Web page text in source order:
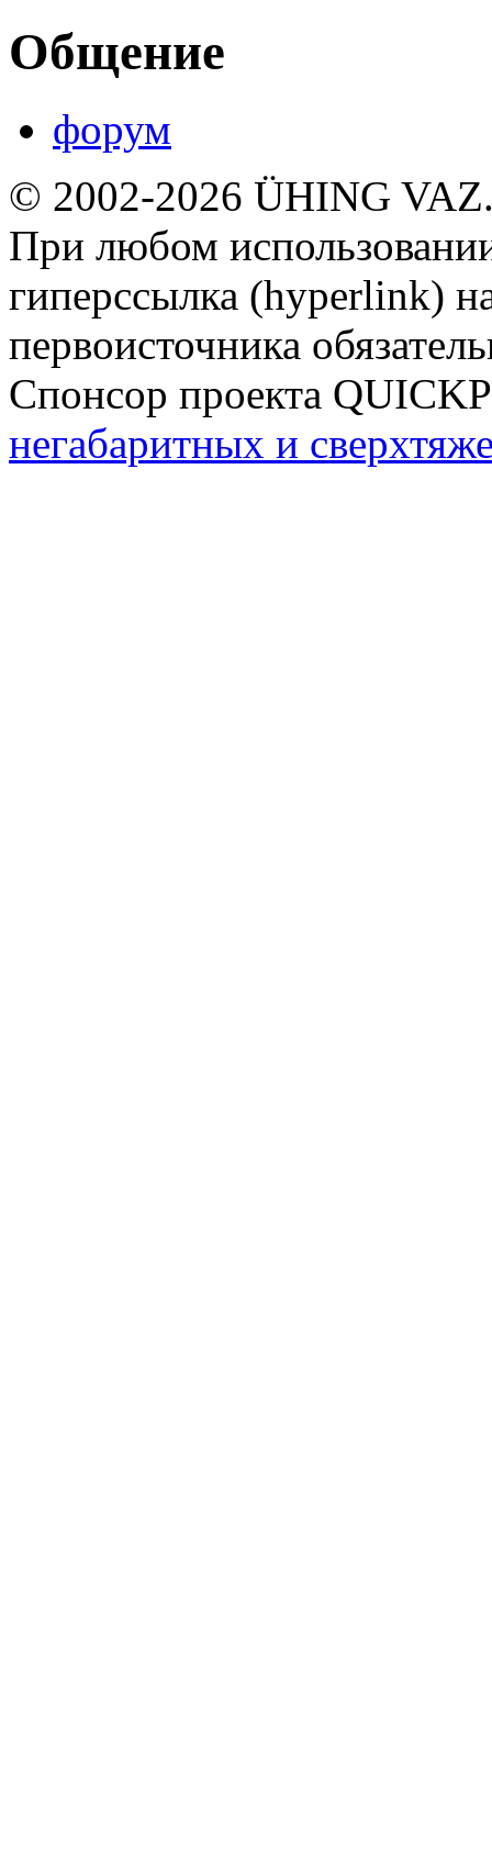
Общение
форум
© 2002-2026 ÜHING
При любом
гиперссылка (hyperlink)
первоисточника
Спонсор проекта
негабаритных и